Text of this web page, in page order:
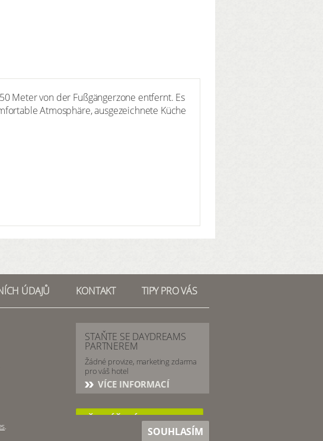
Meter von der Fußgängerzone entfernt. Es
Atmosphäre, ausgezeichnete Küche
ÚDAJŮ KONTAKT TIPY PRO VÁS
STAŇTE SE DAYDREAMS
PARTNEREM
Žádné provize, marketing zdarma
pro váš hotel
VÍCE INFORMACÍ
PŘIHLÁŠENÍ PRO HOTELY
. SOUHLASÍM